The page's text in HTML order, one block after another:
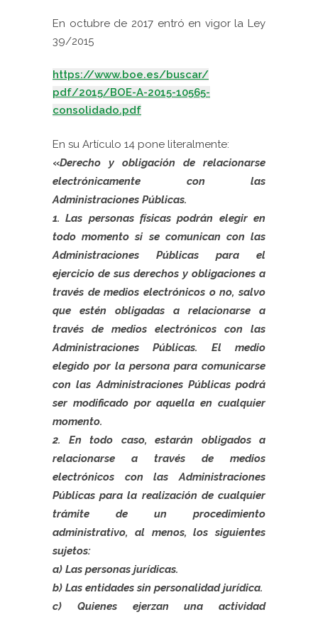
En octubre de 2017 entró en vigor la Ley
39/2015
https://www.boe.es/buscar/
pdf/2015/BOE-A-2015-10565-
consolidado.pdf
En su Artículo 14 pone literalmente:
«Derecho y obligación de relacionarse
electrónicamente con las
Administraciones Públicas.
1. Las personas físicas podrán elegir en
todo momento si se comunican con las
Administraciones Públicas para el
ejercicio de sus derechos y obligaciones a
través de medios electrónicos o no, salvo
que estén obligadas a relacionarse a
través de medios electrónicos con las
Administraciones Públicas. El medio
elegido por la persona para comunicarse
con las Administraciones Públicas podrá
ser modificado por aquella en cualquier
momento.
2. En todo caso, estarán obligados a
relacionarse a través de medios
electrónicos con las Administraciones
Públicas para la realización de cualquier
trámite de un procedimiento
administrativo, al menos, los siguientes
sujetos:
a) Las personas jurídicas.
b) Las entidades sin personalidad jurídica.
c) Quienes ejerzan una actividad